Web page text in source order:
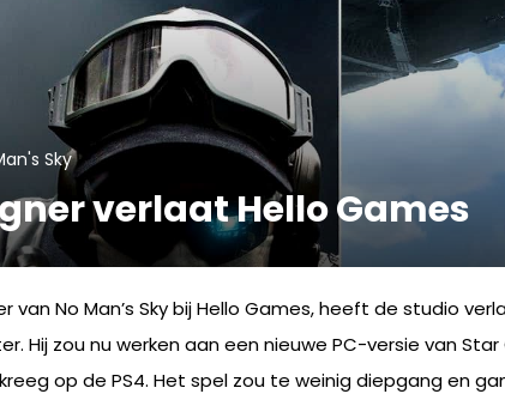
Sky
verlaat Hello Games
van No Man’s Sky bij Hello Games, heeft de studio
Hij zou nu werken aan een nieuwe PC-versie van
kreeg op de PS4. Het spel zou te weinig diepgang en